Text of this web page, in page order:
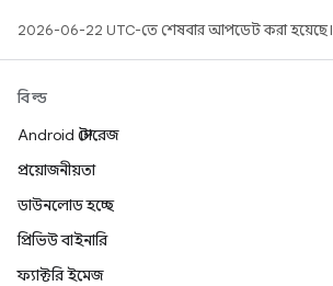
2026-06-22 UTC-তে শেষবার আপডেট করা হয়েছে।
বিল্ড
Android স্টোরেজ
প্রয়োজনীয়তা
ডাউনলোড হচ্ছে
প্রিভিউ বাইনারি
ফ্যাক্টরি ইমেজ